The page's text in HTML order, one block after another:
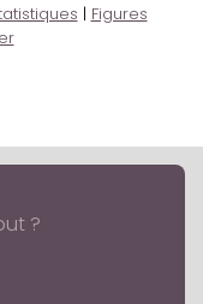
| Figures
?